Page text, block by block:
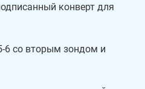
конверт для
6 со вторым зондом и